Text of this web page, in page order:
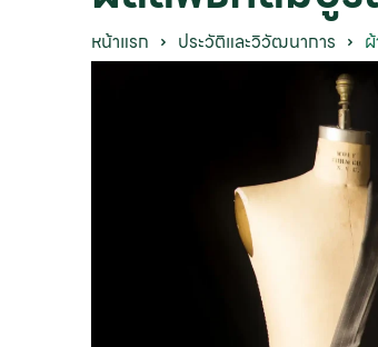
หน้าแรก ประวัติและวิวัฒนาการ